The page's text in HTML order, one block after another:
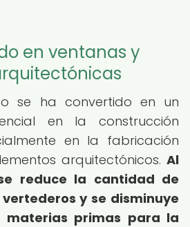
en ventanas y
se ha convertido en un
en la construcción
en la fabricación
arquitectónicos. Al
reduce la cantidad de
y se disminuye
materias primas para la